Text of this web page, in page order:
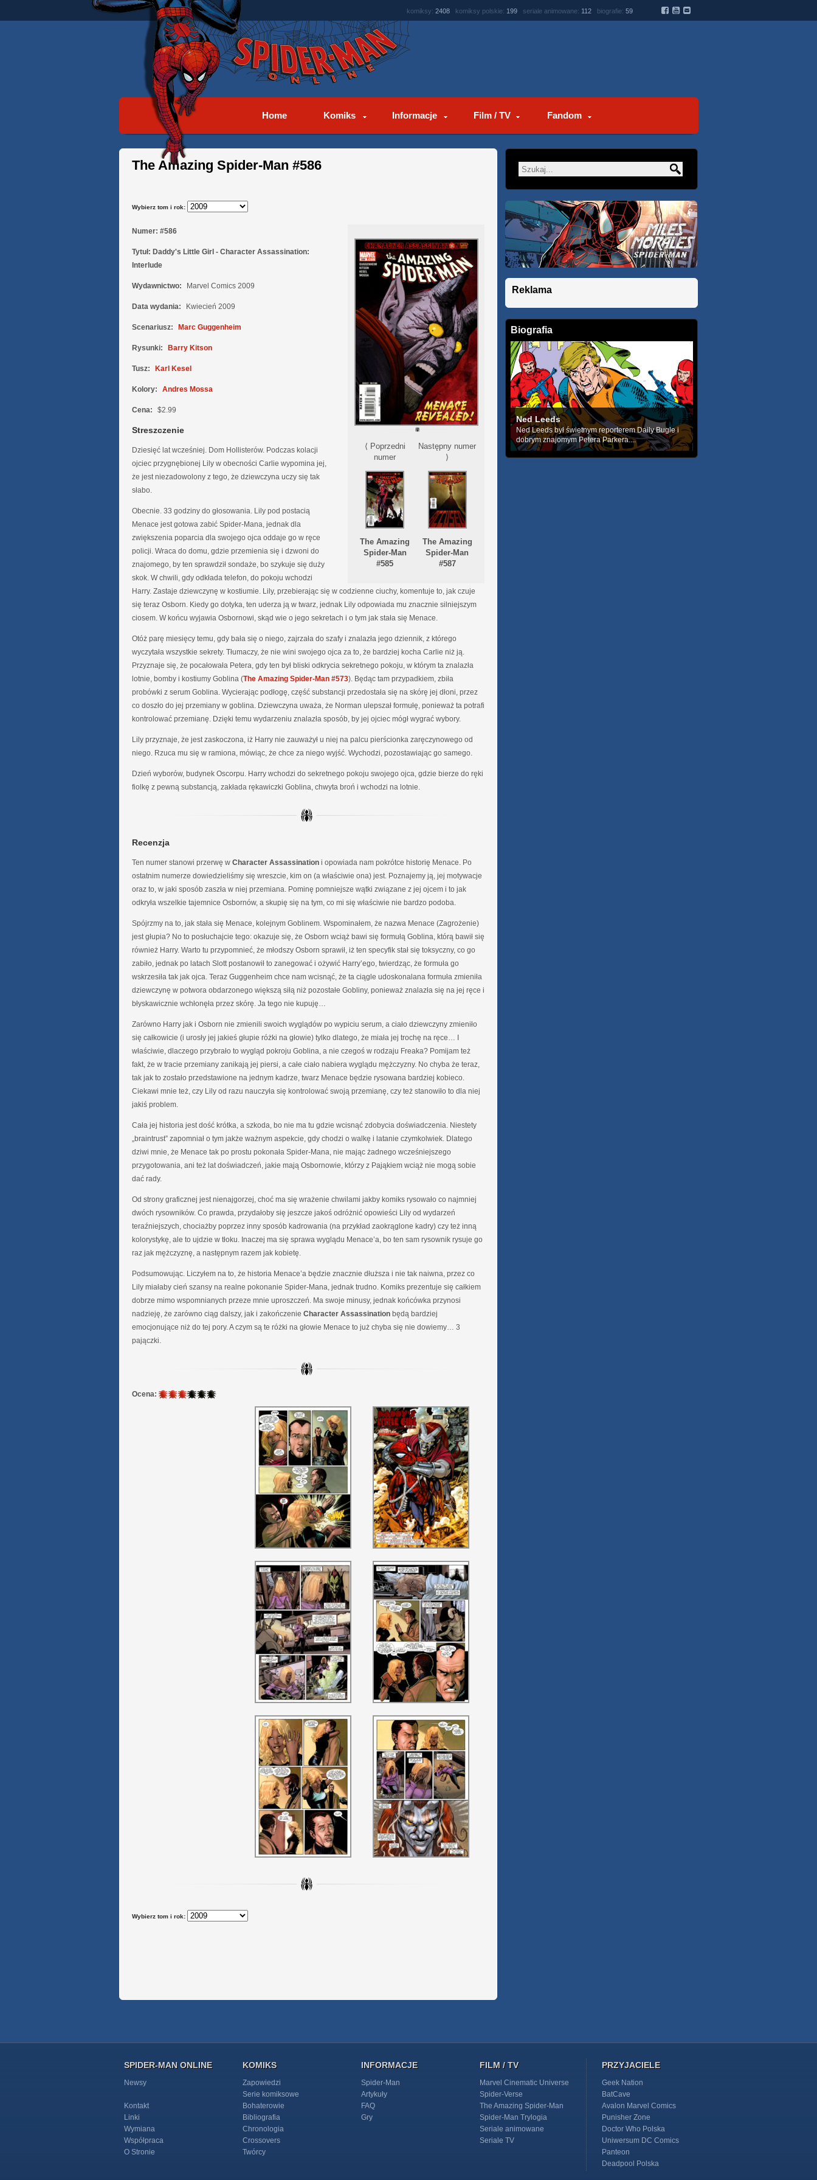
komiksy: 2408 komiksy polskie: 199 seriale animowane: 112 biografie: 59
Home Komiks Informacje Film / TV Fandom
The Amazing Spider-Man #586
Wybierz tom i rok:
⟨ Poprzedni
numer
The Amazing
Spider-Man
#585
Następny numer
⟩
The Amazing
Spider-Man
#587
Numer: #586
Tytuł: Daddy's Little Girl - Character Assassination:
Interlude
Wydawnictwo: Marvel Comics 2009
Data wydania: Kwiecień 2009
Scenariusz: Marc Guggenheim
Rysunki: Barry Kitson
Tusz: Karl Kesel
Kolory: Andres Mossa
Cena: $2.99
Streszczenie
Dziesięć lat wcześniej. Dom Hollisterów. Podczas kolacji
ojciec przygnębionej Lily w obecności Carlie wypomina jej,
że jest niezadowolony z tego, że dziewczyna uczy się tak
słabo.
Obecnie. 33 godziny do głosowania. Lily pod postacią
Menace jest gotowa zabić Spider-Mana, jednak dla
zwiększenia poparcia dla swojego ojca oddaje go w ręce
policji. Wraca do domu, gdzie przemienia się i dzwoni do
znajomego, by ten sprawdził sondaże, bo szykuje się duży
skok. W chwili, gdy odkłada telefon, do pokoju wchodzi
Harry. Zastaje dziewczynę w kostiumie. Lily, przebierając się w codzienne ciuchy, komentuje to, jak czuje
się teraz Osborn. Kiedy go dotyka, ten uderza ją w twarz, jednak Lily odpowiada mu znacznie silniejszym
ciosem. W końcu wyjawia Osbornowi, skąd wie o jego sekretach i o tym jak stała się Menace.
Otóż parę miesięcy temu, gdy bała się o niego, zajrzała do szafy i znalazła jego dziennik, z którego
wyczytała wszystkie sekrety. Tłumaczy, że nie wini swojego ojca za to, że bardziej kocha Carlie niż ją.
Przyznaje się, że pocałowała Petera, gdy ten był bliski odkrycia sekretnego pokoju, w którym ta znalazła
lotnie, bomby i kostiumy Goblina (The Amazing Spider-Man #573). Będąc tam przypadkiem, zbiła
probówki z serum Goblina. Wycierając podłogę, część substancji przedostała się na skórę jej dłoni, przez
co doszło do jej przemiany w goblina. Dziewczyna uważa, że Norman ulepszał formułę, ponieważ ta potrafi
kontrolować przemianę. Dzięki temu wydarzeniu znalazła sposób, by jej ojciec mógł wygrać wybory.
Lily przyznaje, że jest zaskoczona, iż Harry nie zauważył u niej na palcu pierścionka zaręczynowego od
niego. Rzuca mu się w ramiona, mówiąc, że chce za niego wyjść. Wychodzi, pozostawiając go samego.
Dzień wyborów, budynek Oscorpu. Harry wchodzi do sekretnego pokoju swojego ojca, gdzie bierze do ręki
fiolkę z pewną substancją, zakłada rękawiczki Goblina, chwyta broń i wchodzi na lotnie.
Recenzja
Ten numer stanowi przerwę w Character Assassination i opowiada nam pokrótce historię Menace. Po
ostatnim numerze dowiedzieliśmy się wreszcie, kim on (a właściwie ona) jest. Poznajemy ją, jej motywacje
oraz to, w jaki sposób zaszła w niej przemiana. Pominę pomniejsze wątki związane z jej ojcem i to jak
odkryła wszelkie tajemnice Osbornów, a skupię się na tym, co mi się właściwie nie bardzo podoba.
Spójrzmy na to, jak stała się Menace, kolejnym Goblinem. Wspominałem, że nazwa Menace (Zagrożenie)
jest głupia? No to posłuchajcie tego: okazuje się, że Osborn wciąż bawi się formułą Goblina, którą bawił się
również Harry. Warto tu przypomnieć, że młodszy Osborn sprawił, iż ten specyfik stał się toksyczny, co go
zabiło, jednak po latach Slott postanowił to zanegować i ożywić Harry’ego, twierdząc, że formuła go
wskrzesiła tak jak ojca. Teraz Guggenheim chce nam wcisnąć, że ta ciągle udoskonalana formuła zmieniła
dziewczynę w potwora obdarzonego większą siłą niż pozostałe Gobliny, ponieważ znalazła się na jej ręce i
błyskawicznie wchłonęła przez skórę. Ja tego nie kupuję…
Zarówno Harry jak i Osborn nie zmienili swoich wyglądów po wypiciu serum, a ciało dziewczyny zmieniło
się całkowicie (i urosły jej jakieś głupie różki na głowie) tylko dlatego, że miała jej trochę na ręce… I
właściwie, dlaczego przybrało to wygląd pokroju Goblina, a nie czegoś w rodzaju Freaka? Pomijam też
fakt, że w tracie przemiany zanikają jej piersi, a całe ciało nabiera wyglądu mężczyzny. No chyba że teraz,
tak jak to zostało przedstawione na jednym kadrze, twarz Menace będzie rysowana bardziej kobieco.
Ciekawi mnie też, czy Lily od razu nauczyła się kontrolować swoją przemianę, czy też stanowiło to dla niej
jakiś problem.
Cała jej historia jest dość krótka, a szkoda, bo nie ma tu gdzie wcisnąć zdobycia doświadczenia. Niestety
„braintrust” zapomniał o tym jakże ważnym aspekcie, gdy chodzi o walkę i latanie czymkolwiek. Dlatego
dziwi mnie, że Menace tak po prostu pokonała Spider-Mana, nie mając żadnego wcześniejszego
przygotowania, ani też lat doświadczeń, jakie mają Osbornowie, którzy z Pająkiem wciąż nie mogą sobie
dać rady.
Od strony graficznej jest nienajgorzej, choć ma się wrażenie chwilami jakby komiks rysowało co najmniej
dwóch rysowników. Co prawda, przydałoby się jeszcze jakoś odróżnić opowieści Lily od wydarzeń
teraźniejszych, chociażby poprzez inny sposób kadrowania (na przykład zaokrąglone kadry) czy też inną
kolorystykę, ale to ujdzie w tłoku. Inaczej ma się sprawa wyglądu Menace’a, bo ten sam rysownik rysuje go
raz jak mężczyznę, a następnym razem jak kobietę.
Podsumowując. Liczyłem na to, że historia Menace’a będzie znacznie dłuższa i nie tak naiwna, przez co
Lily miałaby cień szansy na realne pokonanie Spider-Mana, jednak trudno. Komiks prezentuje się całkiem
dobrze mimo wspomnianych przeze mnie uproszczeń. Ma swoje minusy, jednak końcówka przynosi
nadzieję, że zarówno ciąg dalszy, jak i zakończenie Character Assassination będą bardziej
emocjonujące niż do tej pory. A czym są te różki na głowie Menace to już chyba się nie dowiemy… 3
pajączki.
Ocena: 3
Wybierz tom i rok:
Reklama
Biografia
Ned Leeds
Ned Leeds był świetnym reporterem Daily Bugle i
dobrym znajomym Petera Parkera....
SPIDER-MAN ONLINE
Newsy
Kontakt
Linki
Wymiana
Współpraca
O Stronie
KOMIKS
Zapowiedzi
Serie komiksowe
Bohaterowie
Bibliografia
Chronologia
Crossovers
Twórcy
INFORMACJE
Spider-Man
Artykuły
FAQ
Gry
FILM / TV
Marvel Cinematic Universe
Spider-Verse
The Amazing Spider-Man
Spider-Man Trylogia
Seriale animowane
Seriale TV
PRZYJACIELE
Geek Nation
BatCave
Avalon Marvel Comics
Punisher Zone
Doctor Who Polska
Uniwersum DC Comics
Panteon
Deadpool Polska